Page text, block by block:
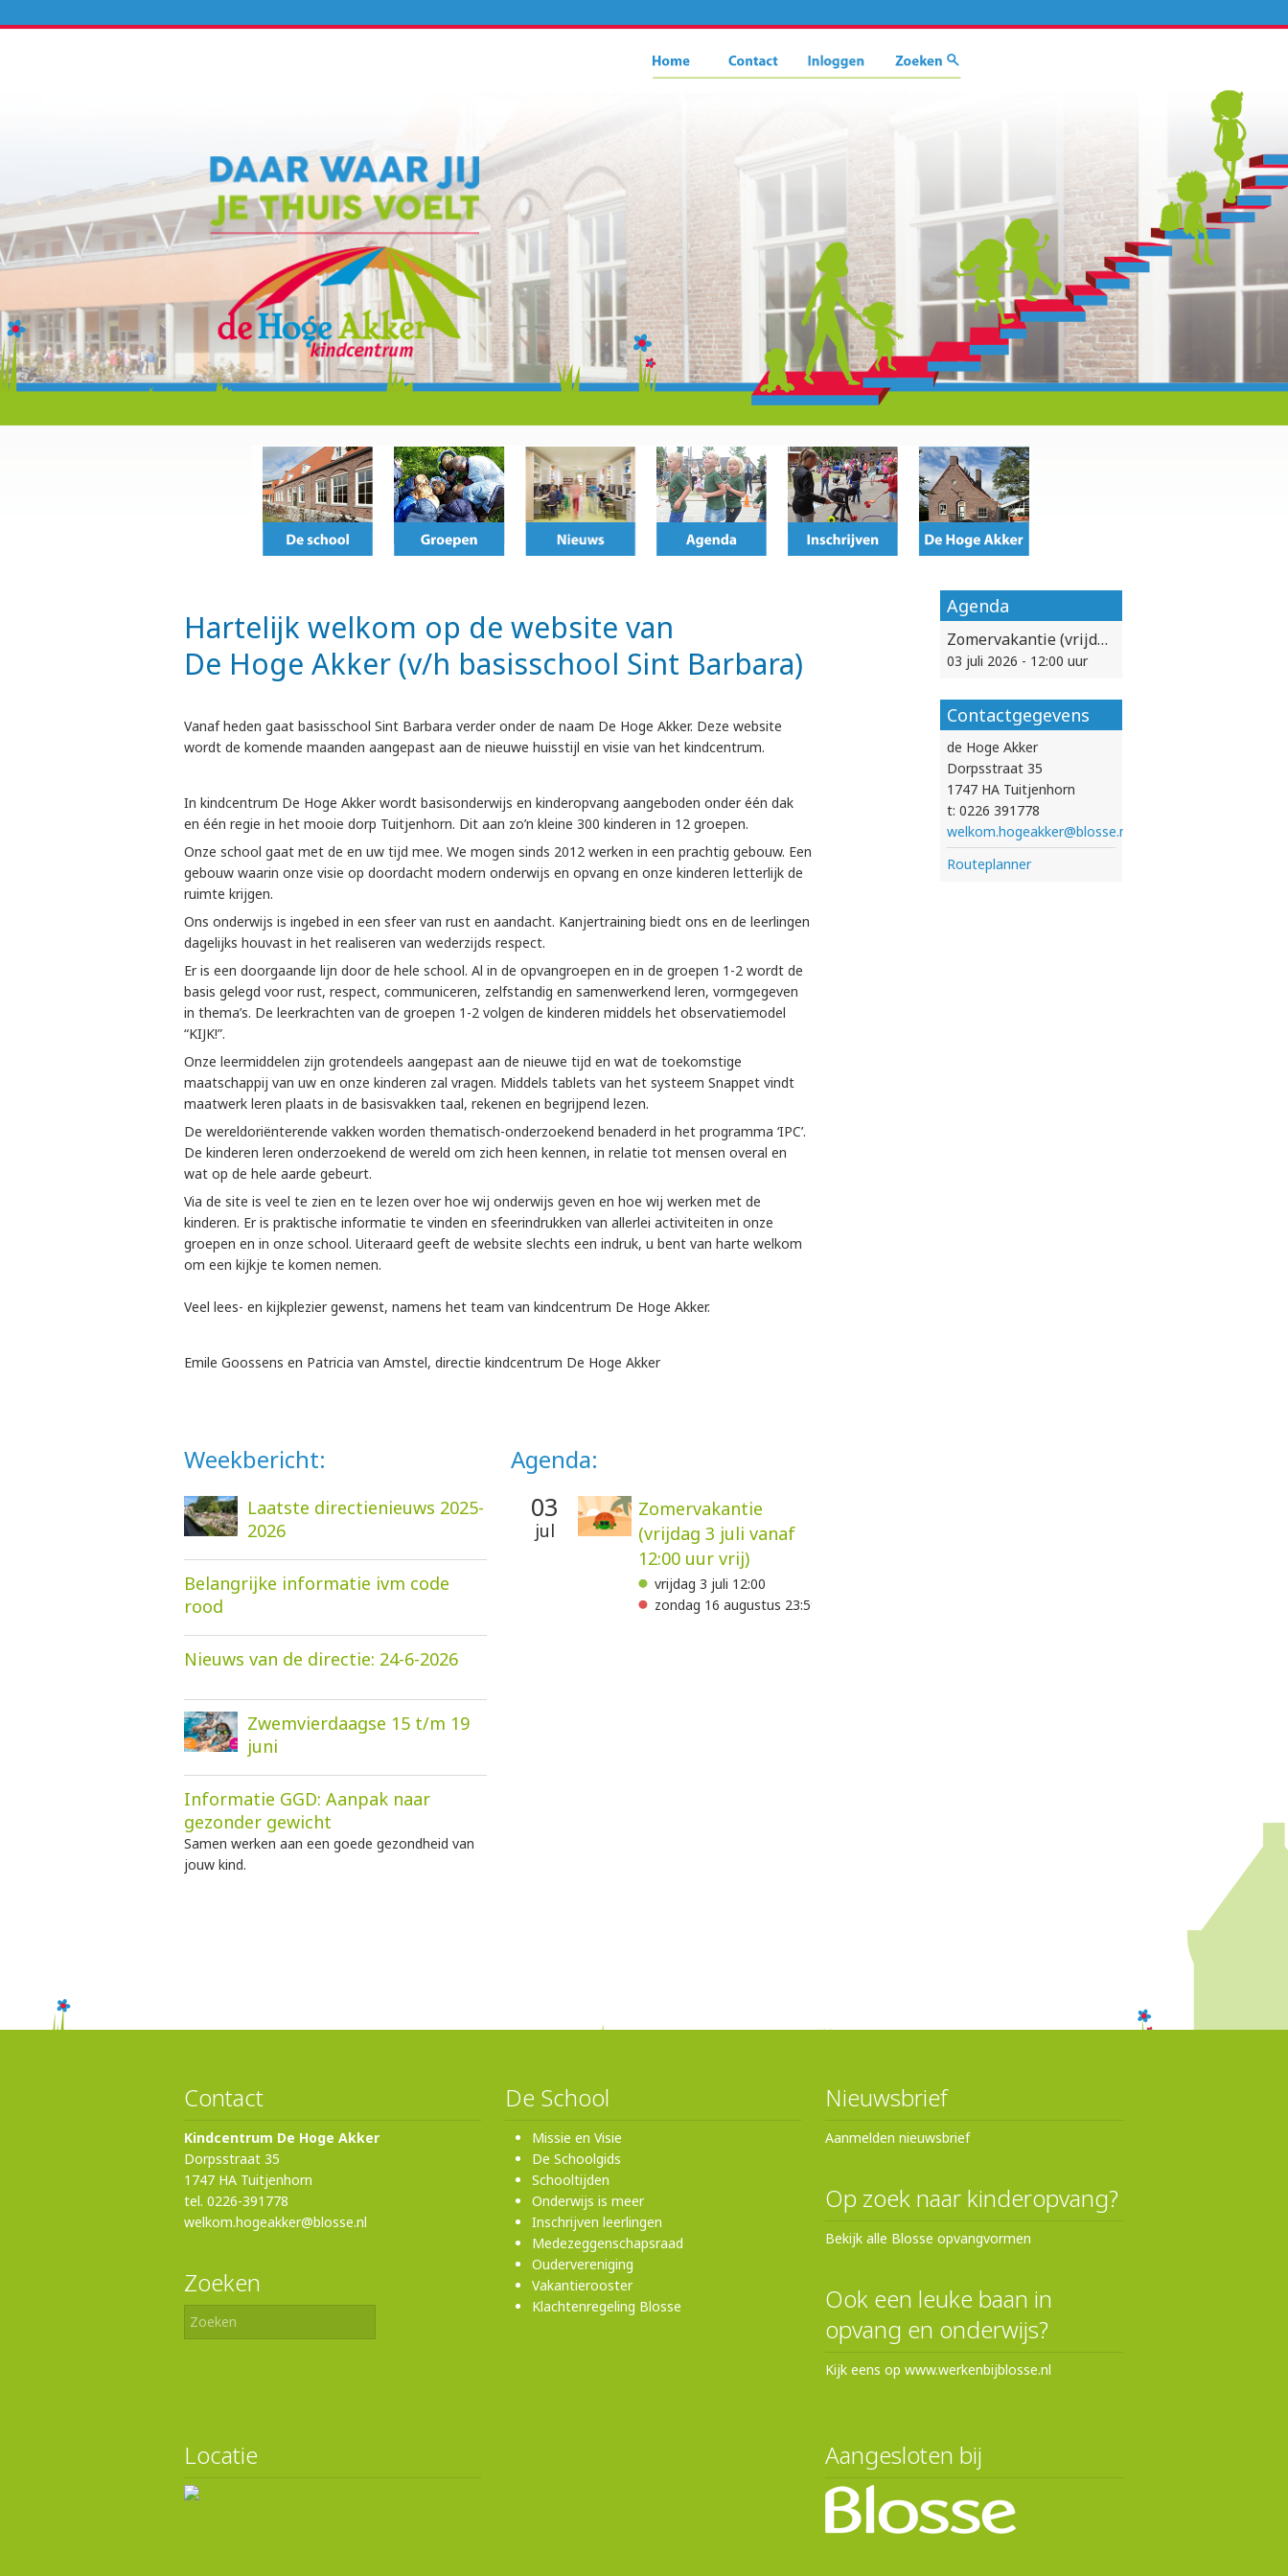
Hartelijk welkom op de website van
De Hoge Akker (v/h basisschool Sint Barbara)
Vanaf heden gaat basisschool Sint Barbara verder onder de naam De Hoge Akker. Deze website
wordt de komende maanden aangepast aan de nieuwe huisstijl en visie van het kindcentrum.
In kindcentrum De Hoge Akker wordt basisonderwijs en kinderopvang aangeboden onder één dak
en één regie in het mooie dorp Tuitjenhorn. Dit aan zo’n kleine 300 kinderen in 12 groepen.
Onze school gaat met de en uw tijd mee. We mogen sinds 2012 werken in een prachtig gebouw. Een
gebouw waarin onze visie op doordacht modern onderwijs en opvang en onze kinderen letterlijk de
ruimte krijgen.
Ons onderwijs is ingebed in een sfeer van rust en aandacht. Kanjertraining biedt ons en de leerlingen
dagelijks houvast in het realiseren van wederzijds respect.
Er is een doorgaande lijn door de hele school. Al in de opvangroepen en in de groepen 1-2 wordt de
basis gelegd voor rust, respect, communiceren, zelfstandig en samenwerkend leren, vormgegeven
in thema’s. De leerkrachten van de groepen 1-2 volgen de kinderen middels het observatiemodel
“KIJK!”.
Onze leermiddelen zijn grotendeels aangepast aan de nieuwe tijd en wat de toekomstige
maatschappij van uw en onze kinderen zal vragen. Middels tablets van het systeem Snappet vindt
maatwerk leren plaats in de basisvakken taal, rekenen en begrijpend lezen.
De wereldoriënterende vakken worden thematisch-onderzoekend benaderd in het programma ‘IPC’.
De kinderen leren onderzoekend de wereld om zich heen kennen, in relatie tot mensen overal en
wat op de hele aarde gebeurt.
Via de site is veel te zien en te lezen over hoe wij onderwijs geven en hoe wij werken met de
kinderen. Er is praktische informatie te vinden en sfeerindrukken van allerlei activiteiten in onze
groepen en in onze school. Uiteraard geeft de website slechts een indruk, u bent van harte welkom
om een kijkje te komen nemen.
Veel lees- en kijkplezier gewenst, namens het team van kindcentrum De Hoge Akker.
Emile Goossens en Patricia van Amstel, directie kindcentrum De Hoge Akker
Weekbericht:
Laatste directienieuws 2025-
2026
Belangrijke informatie ivm code
rood
Nieuws van de directie: 24-6-2026
Zwemvierdaagse 15 t/m 19
juni
Informatie GGD: Aanpak naar
gezonder gewicht
Samen werken aan een goede gezondheid van
jouw kind.
Agenda:
03
jul
Zomervakantie
(vrijdag 3 juli vanaf
12:00 uur vrij)
vrijdag 3 juli 12:00
zondag 16 augustus 23:59
Agenda
Zomervakantie (vrijdag 3 juli vanaf 12:00 uur vrij)
03 juli 2026 - 12:00 uur
Contactgegevens
de Hoge Akker
Dorpsstraat 35
1747 HA Tuitjenhorn
t: 0226 391778
welkom.hogeakker@blosse.nl
Routeplanner
Contact
Kindcentrum De Hoge Akker
Dorpsstraat 35
1747 HA Tuitjenhorn
tel. 0226-391778
welkom.hogeakker@blosse.nl
Zoeken
De School
Missie en Visie
De Schoolgids
Schooltijden
Onderwijs is meer
Inschrijven leerlingen
Medezeggenschapsraad
Oudervereniging
Vakantierooster
Klachtenregeling Blosse
Nieuwsbrief
Aanmelden nieuwsbrief
Op zoek naar kinderopvang?
Bekijk alle Blosse opvangvormen
Ook een leuke baan in
opvang en onderwijs?
Kijk eens op www.werkenbijblosse.nl
Locatie Aangesloten bij